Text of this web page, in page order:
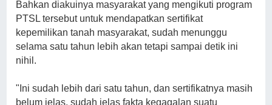
Bahkan diakuinya masyarakat yang mengikuti program
PTSL tersebut untuk mendapatkan sertifikat
kepemilikan tanah masyarakat, sudah menunggu
selama satu tahun lebih akan tetapi sampai detik ini
nihil.
"Ini sudah lebih dari satu tahun, dan sertifikatnya masih
belum jelas, sudah jelas fakta kegagalan suatu